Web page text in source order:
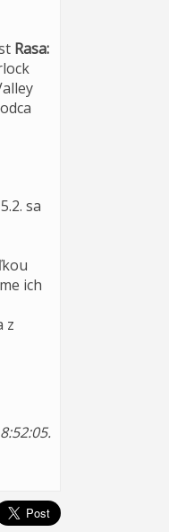
Rasa:
sa
ich
z